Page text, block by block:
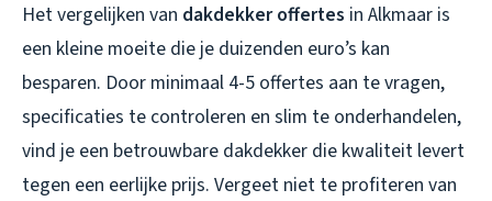
Het vergelijken van dakdekker offertes in Alkmaar is
een kleine moeite die je duizenden euro’s kan
besparen. Door minimaal 4-5 offertes aan te vragen,
specificaties te controleren en slim te onderhandelen,
vind je een betrouwbare dakdekker die kwaliteit levert
tegen een eerlijke prijs. Vergeet niet te profiteren van